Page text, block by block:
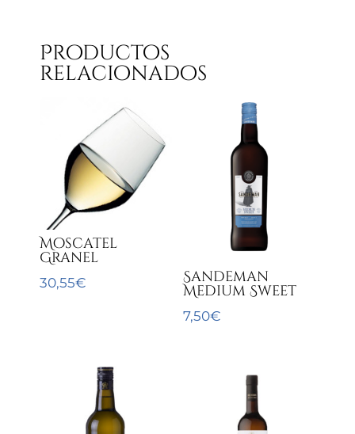
Productos
relacionados
Moscatel
Granel
30,55€ Sandeman
Medium Sweet
7,50€